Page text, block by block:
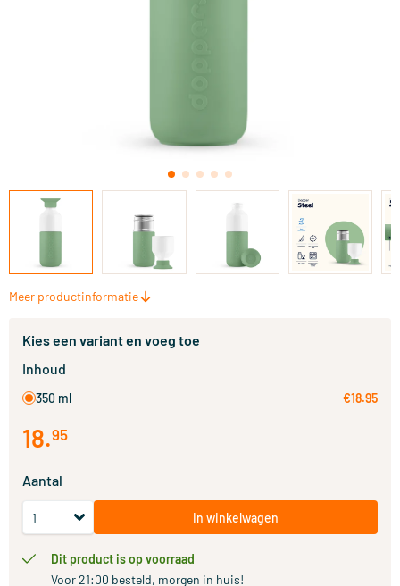
Meer productinformatie
Kies een variant en voeg toe
Inhoud
350 ml €18.95
18.95
Aantal
In winkelwagen
Dit product is op voorraad
Voor 21:00 besteld, morgen in huis!